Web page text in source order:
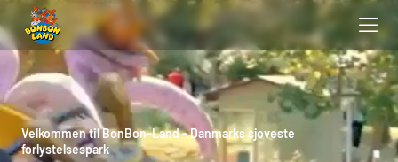
Velkommen til BonBon-Land - Danmarks sjoveste
forlystelsespark